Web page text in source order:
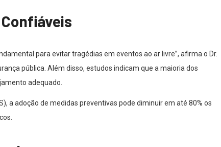
para evitar tragédias em eventos ao ar livre”, afirma o Dr.
pública. Além disso, estudos indicam que a maioria dos
adequado.
a adoção de medidas preventivas pode diminuir em até 80% os